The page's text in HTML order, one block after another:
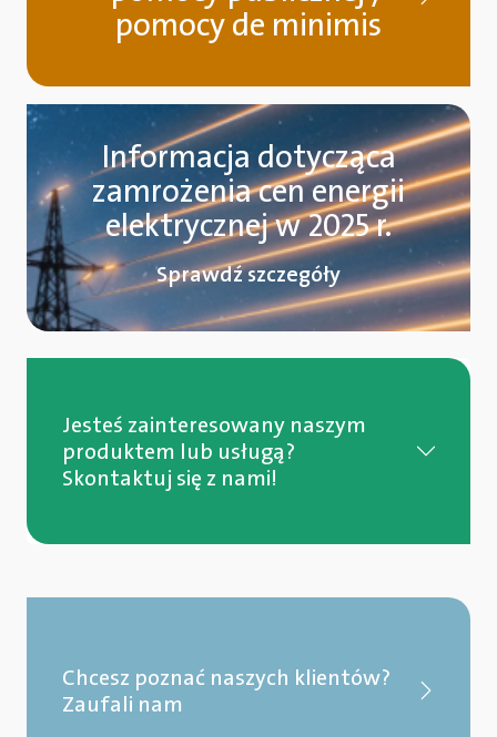
pomocy de minimis
Informacja dotycząca
zamrożenia cen energii
elektrycznej w 2025 r.
Sprawdź szczegóły
Jesteś zainteresowany naszym
produktem lub usługą?
Skontaktuj się z nami!
Chcesz poznać naszych klientów?
Zaufali nam